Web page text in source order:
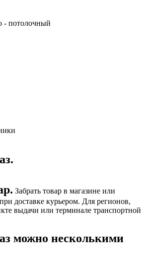
- потолочный
Забрать товар в магазине или
доставке курьером. Для регионов,
выдачи или терминале транспортной
можно несколькими